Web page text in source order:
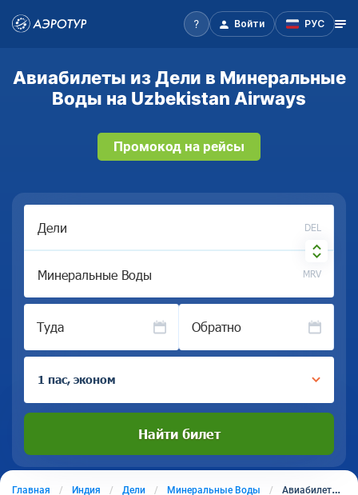
Войти РУС
Авиабилеты из Дели в Минеральные
Воды на Uzbekistan Airways
Промокод на рейсы
DEL
MRV
Туда Обратно
1 пас, эконом
Найти билет
Главная Индия Дели Минеральные Воды Авиабилеты из Дели в Минеральные Воды